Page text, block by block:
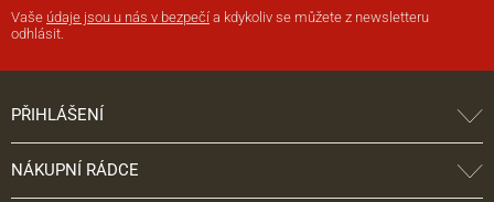
Vaše údaje jsou u nás v bezpečí a kdykoliv se můžete z newsletteru
odhlásit.
PŘIHLÁŠENÍ
NÁKUPNÍ RÁDCE